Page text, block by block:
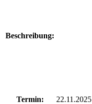
Beschreibung:
Termin: